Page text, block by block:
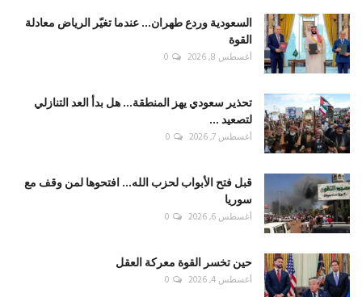
السعودية وردع طهران... عندما تغيّر الرياض معادلة
القوة
أغسطس 8, 2026 0
تحذير سعودي يهز المنطقة... هل بدأ العد التنازلي
لتصعيد ...
أغسطس 7, 2026 0
قبل فتح الأبواب لحزب الله... افتحوها لمن وقف مع
سوريا
أغسطس 6, 2026 0
حين تخسر القوة معركة العقل
أغسطس 4, 2026 0